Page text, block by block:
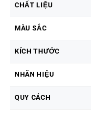
CHẤT LIỆU
MÀU SẮC
KÍCH THƯỚC
NHÃN HIỆU
QUY CÁCH